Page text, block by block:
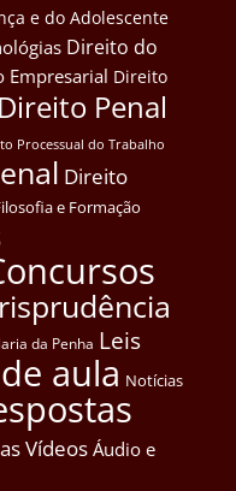
e do Adolescente
Direito do
Empresarial Direito
Direito Penal
Processual do Trabalho
Direito
e Formação
da Penha Leis
aula Notícias
Vídeos Áudio e